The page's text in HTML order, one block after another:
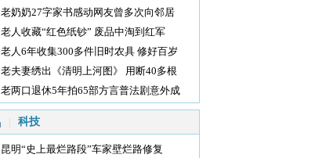
老奶奶27字家书感动网友曾多次向邻居
老人收藏“红色纸钞” 废品中淘到红军
老人6年收集300多件旧时农具 修好百岁
老夫妻绣出《清明上河图》 用断40多根
老两口退休5年拍65部方言普法剧意外成
科技
昆明“史上最烂路段”车家壁烂路修复